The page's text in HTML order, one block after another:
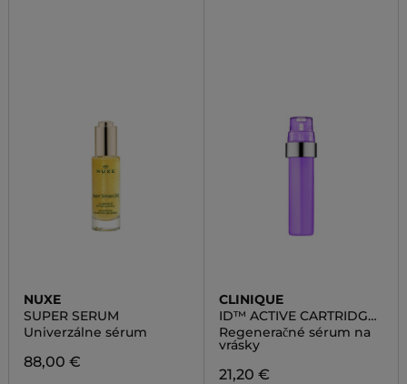
NUXE
SUPER SERUM
Univerzálne sérum
88,00 €
CLINIQUE
ID™ ACTIVE CARTRIDGE
CONCENTRATE™ FOR
LINES & WRINKLES
Regeneračné sérum na
vrásky
21,20 €